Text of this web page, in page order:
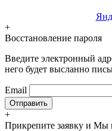
+
Восстановление пароля
Введите электронный
него будет высланно
Email
+
Прикрепите заявку и Мы